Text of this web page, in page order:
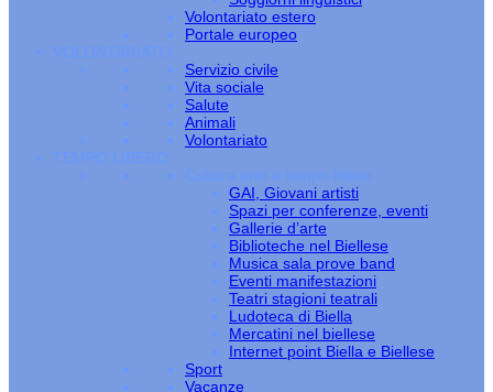
Volontariato estero
Portale europeo
VOLONTARIATO
Servizio civile
Vita sociale
Salute
Animali
Volontariato
TEMPO LIBERO
Cultura arte e tempo libero
GAI, Giovani artisti
Spazi per conferenze, eventi
Gallerie d’arte
Biblioteche nel Biellese
Musica sala prove band
Eventi manifestazioni
Teatri stagioni teatrali
Ludoteca di Biella
Mercatini nel biellese
Internet point Biella e Biellese
Sport
Vacanze